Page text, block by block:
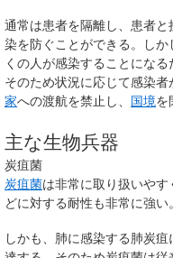
通常は患者を隔離し、患者と
染を防ぐことができる。し
くの人が感染することにな
そのため状況に応じて感染者
家への渡航を禁止し、 国境を
主な生物兵器
炭疽菌
炭疽菌は非常に取り扱いや
どに対する耐性も非常に強い。
しかも、肺に感染する肺炭